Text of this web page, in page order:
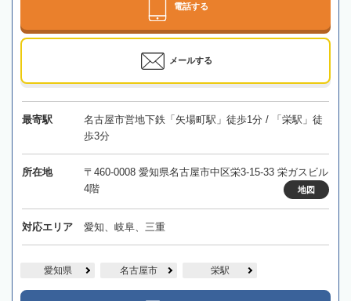
電話する
メールする
最寄駅
名古屋市営地下鉄「矢場町駅」徒歩1分 / 「栄駅」徒
歩3分
所在地
〒460-0008 愛知県名古屋市中区栄3-15-33 栄ガスビル
4階
地図
対応エリア 愛知、岐阜、三重
愛知県 名古屋市 栄駅